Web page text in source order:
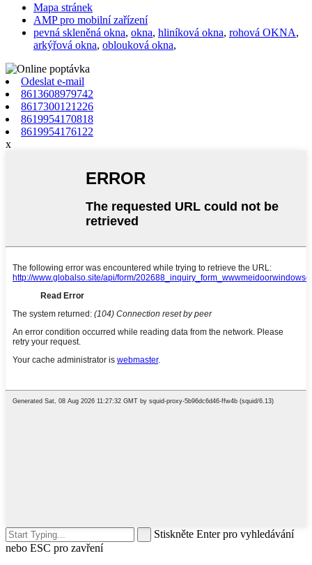
Mapa stránek
AMP pro mobilní zařízení
pevná skleněná okna, okna, hliníková okna, rohová OKNA,
arkýřová okna, oblouková okna,
Odeslat e-mail
8613608979742
8617300121226
8619954170818
8619954176122
x
Stiskněte Enter pro vyhledávání
nebo ESC pro zavření